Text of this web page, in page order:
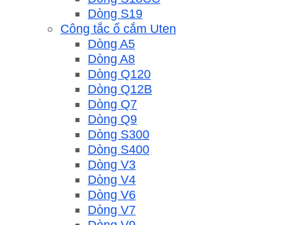
Dòng S19
Công tắc ổ cắm Uten
Dòng A5
Dòng A8
Dòng Q120
Dòng Q12B
Dòng Q7
Dòng Q9
Dòng S300
Dòng S400
Dòng V3
Dòng V4
Dòng V6
Dòng V7